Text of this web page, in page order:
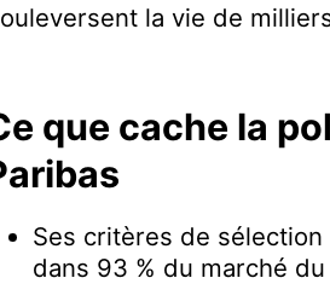
la vie de
que cache la
Ses critères de
dans 93 % du marché